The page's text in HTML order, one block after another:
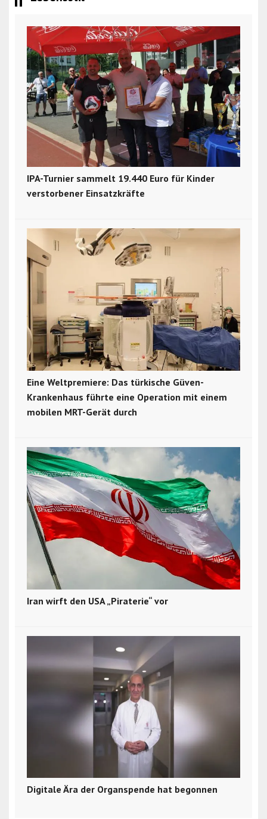
IPA-Turnier sammelt 19.440 Euro für Kinder
verstorbener Einsatzkräfte
Eine Weltpremiere: Das türkische Güven-
Krankenhaus führte eine Operation mit einem
mobilen MRT-Gerät durch
Iran wirft den USA „Piraterie“ vor
Digitale Ära der Organspende hat begonnen